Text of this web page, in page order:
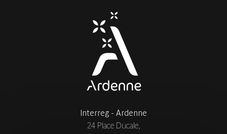
Interreg - Ardenne
24 Place Ducale,